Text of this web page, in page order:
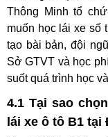
Thông Minh tổ
muốn học lái xe số
tạo bài bản, đội
Sở GTVT và học
suốt quá trình học
4.1 Tại sao
lái xe ô tô B1 tại